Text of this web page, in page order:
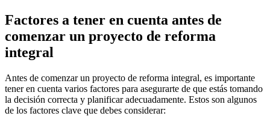
Factores a tener en cuenta antes de
comenzar un proyecto de reforma
integral
Antes de comenzar un proyecto de reforma integral, es importante
tener en cuenta varios factores para asegurarte de que estás tomando
la decisión correcta y planificar adecuadamente. Estos son algunos
de los factores clave que debes considerar: